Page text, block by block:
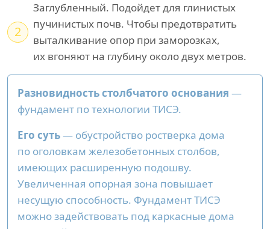
2
Заглубленный. Подойдет для глинистых
пучинистых почв. Чтобы предотвратить
выталкивание опор при заморозках,
их вгоняют на глубину около двух метров.
Разновидность столбчатого основания —
фундамент по технологии ТИСЭ.
Его суть— обустройство ростверка дома
по оголовкам железобетонных столбов,
имеющих расширенную подошву.
Увеличенная опорная зона повышает
несущую способность. Фундамент ТИСЭ
можно задействовать под каркасные дома